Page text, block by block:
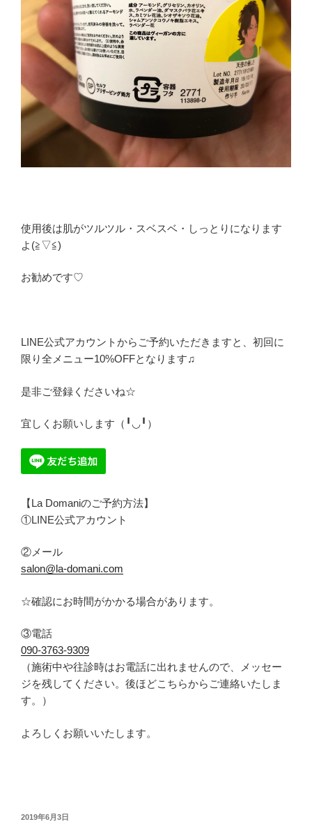
使用後は肌がツルツル・スベスベ・しっとりになります
よ(≧▽≦)
お勧めです♡
LINE公式アカウントからご予約いただきますと、初回に
限り全メニュー10%OFFとなります♫
是非ご登録くださいね☆
宜しくお願いします（╹◡╹）
【La Domaniのご予約方法】
①LINE公式アカウント
②メール
salon@la-domani.com
☆確認にお時間がかかる場合があります。
③電話
090-3763-9309
（施術中や往診時はお電話に出れませんので、メッセー
ジを残してください。後ほどこちらからご連絡いたしま
す。
）
よろしくお願いいたします。
投
2019年6月3日